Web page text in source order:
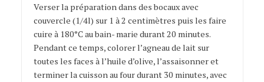
Verser la préparation dans des bocaux avec
couvercle (1/4l) sur 1 à 2 centimètres puis les faire
cuire à 180°C au bain- marie durant 20 minutes.
Pendant ce temps, colorer l’agneau de lait sur
toutes les faces à l’huile d’olive, l’assaisonner et
terminer la cuisson au four durant 30 minutes, avec